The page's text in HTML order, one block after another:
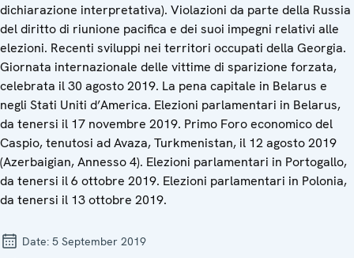
dichiarazione interpretativa). Violazioni da parte della Russia
del diritto di riunione pacifica e dei suoi impegni relativi alle
elezioni. Recenti sviluppi nei territori occupati della Georgia.
Giornata internazionale delle vittime di sparizione forzata,
celebrata il 30 agosto 2019. La pena capitale in Belarus e
negli Stati Uniti d’America. Elezioni parlamentari in Belarus,
da tenersi il 17 novembre 2019. Primo Foro economico del
Caspio, tenutosi ad Avaza, Turkmenistan, il 12 agosto 2019
(Azerbaigian, Annesso 4). Elezioni parlamentari in Portogallo,
da tenersi il 6 ottobre 2019. Elezioni parlamentari in Polonia,
da tenersi il 13 ottobre 2019.
Date: 5 September 2019